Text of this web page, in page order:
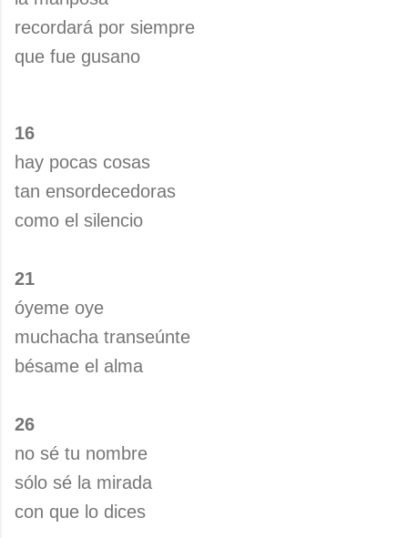
recordará por siempre
que fue gusano
16
hay pocas cosas
tan ensordecedoras
como el silencio
21
óyeme oye
muchacha transeúnte
bésame el alma
26
no sé tu nombre
sólo sé la mirada
con que lo dices